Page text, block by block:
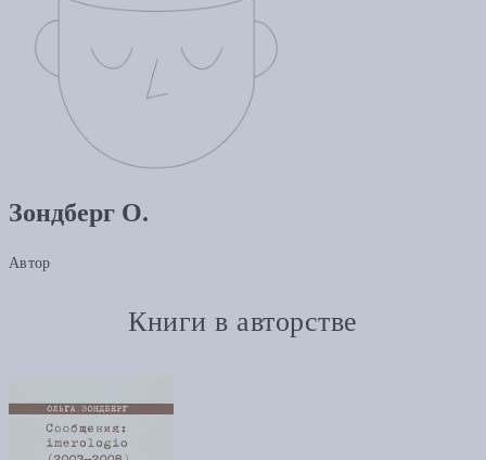
Зондберг О.
Автор
Книги в авторстве